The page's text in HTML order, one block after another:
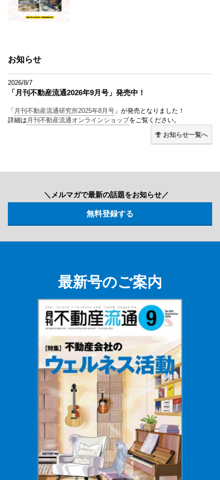
お知らせ
2026/8/7
「月刊不動産流通2026年9月号」発売中！
「 月刊不動産流通研究所2025年8月号 」が発売となりました！
詳細は 月刊不動産流通オンラインショップをご覧ください。
お知らせ一覧へ
＼メルマガで最新の話題をお知らせ／
最新号のご案内